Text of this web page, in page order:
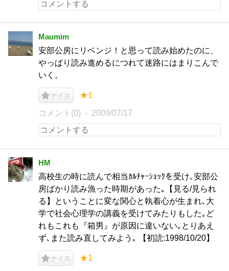
Maumim
安部公房にリベンジ！と思って読み始めたのに、
やっぱり読み進めるにつれて迷路にはまりこんで
いく。
ナイス ★1
コメント(0) 2009/07/17
HM
高校生の時に読んで相当ｶﾙﾁｬｰｼｮｯｸを受け､安部公
房ばかり読み漁った時期があった｡【見る/見られ
る】ということに変な関心と執着心が生まれ､大
学で社会心理学の講義を受けてみたりもした｡ど
れもこれも『箱男』が原因に違いない｡とりあえ
ず､また読み直してみよう｡ 【初読:1998/10/20】
ナイス ★1